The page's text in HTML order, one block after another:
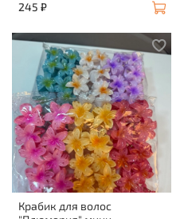
245 ₽
Крабик для волос